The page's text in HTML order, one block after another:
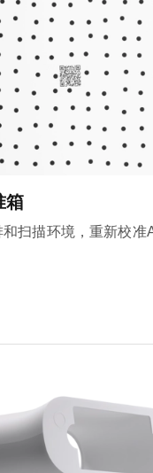
箱
扫描环境，重新校准